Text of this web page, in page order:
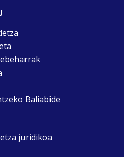
Baliabide
juridikoa